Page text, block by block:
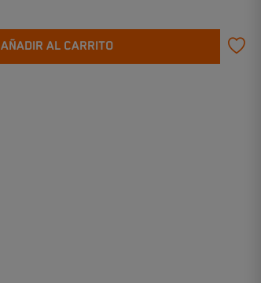
AÑADIR AL CARRITO